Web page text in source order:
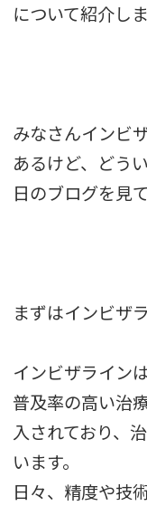
について紹介しま
みなさんインビ
あるけど、どう
日のブログを見
まずはインビザ
インビザライン
普及率の高い治
入されており、
います。
日々、精度や技